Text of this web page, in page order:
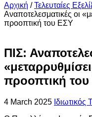
Αρχική / Τελευταίες
Αναποτελεσματικές οι
προοπτική του ΕΣΥ
ΠΙΣ:
προοπτική
4 March 2025 Ιδιωτικός